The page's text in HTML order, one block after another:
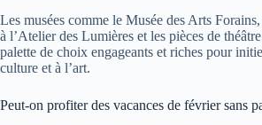
Les musées comme le Musée des Arts
à l’Atelier des Lumières et les pièces de
palette de choix engageants et riches pour
culture et à l’art.
Peut-on profiter des vacances de février sans